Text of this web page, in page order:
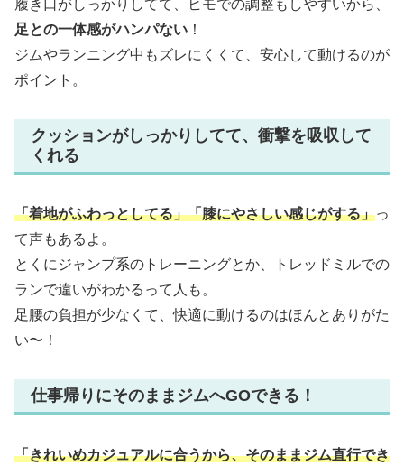
履き口がしっかりしてて、ヒモでの調整もしやすいから、
足との一体感がハンパない ！
ジムやランニング中もズレにくくて、安心して動けるのが
ポイント。
クッションがしっかりしてて、衝撃を吸収して
くれる
「着地がふわっとしてる」「膝にやさしい感じがする」っ
て声もあるよ。
とくにジャンプ系のトレーニングとか、トレッドミルでの
ランで違いがわかるって人も。
足腰の負担が少なくて、快適に動けるのはほんとありがた
い〜！
仕事帰りにそのままジムへGOできる！
「きれいめカジュアルに合うから、そのままジム直行でき